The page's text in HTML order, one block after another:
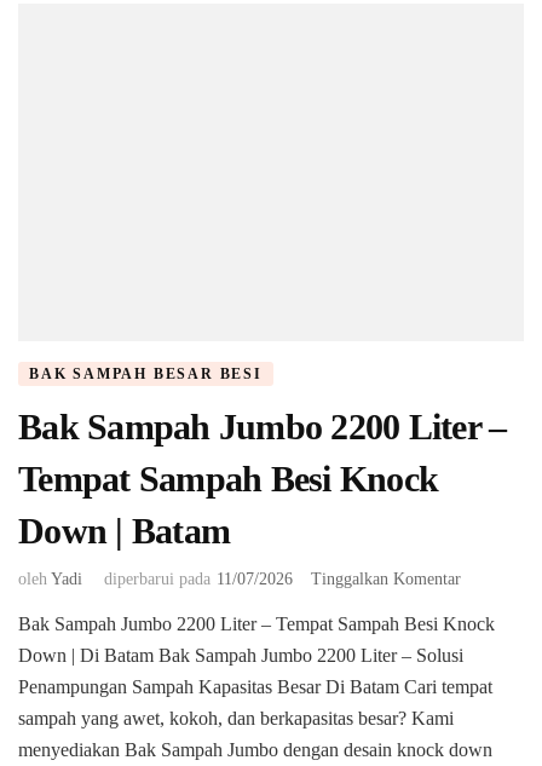
BAK SAMPAH BESAR BESI
Bak Sampah Jumbo 2200 Liter –
Tempat Sampah Besi Knock
Down | Batam
oleh Yadi diperbarui pada 11/07/2026 Tinggalkan Komentarpada
Sampah
Jumbo
2200
Tempat
Bak Sampah Jumbo 2200 Liter – Tempat Sampah Besi Knock
Down | Di Batam Bak Sampah Jumbo 2200 Liter – Solusi
Penampungan Sampah Kapasitas Besar Di Batam ​Cari tempat
sampah yang awet, kokoh, dan berkapasitas besar? Kami
menyediakan Bak Sampah Jumbo dengan desain knock down